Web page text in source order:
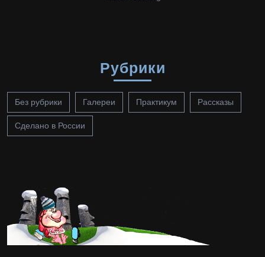
Рубрики
Без рубрики Галереи Практикум Рассказы
Сделано в России